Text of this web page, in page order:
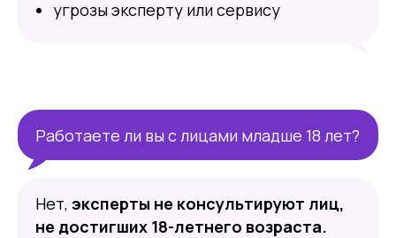
угрозы эксперту или сервису
Работаете ли вы с лицами младше 18 лет?
Нет, эксперты не консультируют лиц,
не достигших 18-летнего возраста.